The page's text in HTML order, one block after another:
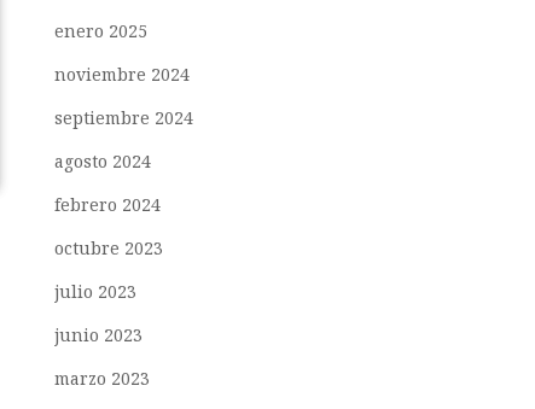
enero 2025
noviembre 2024
septiembre 2024
agosto 2024
febrero 2024
octubre 2023
julio 2023
junio 2023
marzo 2023